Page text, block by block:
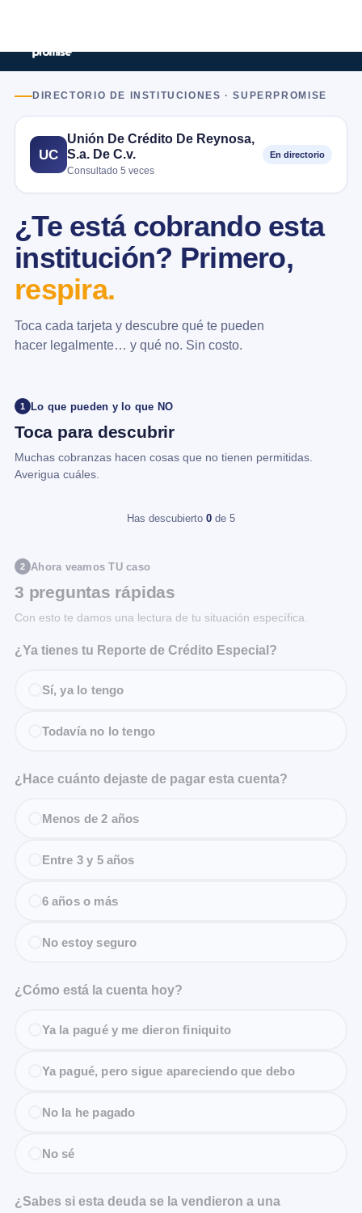
DIRECTORIO DE INSTITUCIONES · SUPERPROMISE
UC
Unión De Crédito De Reynosa,
S.a. De C.v.
Consultado 5 veces
En directorio
¿Te está cobrando esta
institución? Primero,
respira.
Toca cada tarjeta y descubre qué te pueden
hacer legalmente… y qué no. Sin costo.
1 Lo que pueden y lo que NO
Toca para descubrir
Muchas cobranzas hacen cosas que no tienen permitidas.
Averigua cuáles.
Has descubierto 0 de 5
2 Ahora veamos TU caso
3 preguntas rápidas
Con esto te damos una lectura de tu situación específica.
¿Ya tienes tu Reporte de Crédito Especial?
Sí, ya lo tengo
Todavía no lo tengo
¿Hace cuánto dejaste de pagar esta cuenta?
Menos de 2 años
Entre 3 y 5 años
6 años o más
No estoy seguro
¿Cómo está la cuenta hoy?
Ya la pagué y me dieron finiquito
Ya pagué, pero sigue apareciendo que debo
No la he pagado
No sé
¿Sabes si esta deuda se la vendieron a una